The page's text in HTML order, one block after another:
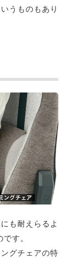
うものもあり
も耐えらるよ
す。
グチェアの特